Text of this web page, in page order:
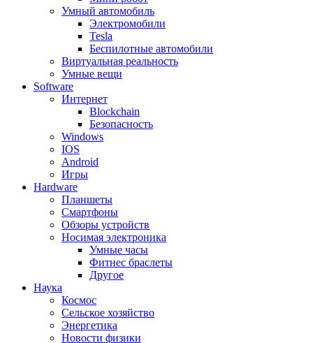
Умный автомобиль
Электромобили
Tesla
Беспилотные автомобили
Виртуальная реальность
Умные вещи
Software
Интернет
Blockchain
Безопасность
Windows
IOS
Android
Игры
Hardware
Планшеты
Смартфоны
Обзоры устройств
Носимая электроника
Умные часы
Фитнес браслеты
Другое
Наука
Космос
Сельское хозяйство
Энергетика
Новости физики